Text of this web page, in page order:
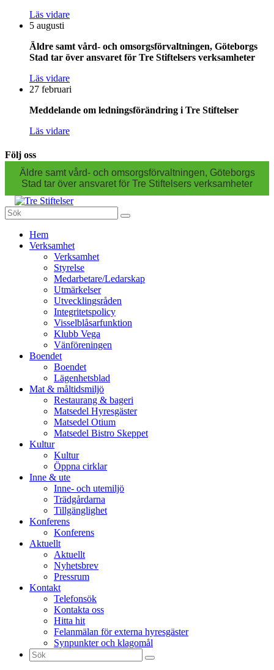
Läs vidare
5 augusti
Äldre samt vård- och omsorgsförvaltningen, Göteborgs
Stad tar över ansvaret för Tre Stiftelsers verksamheter
Läs vidare
27 februari
Meddelande om ledningsförändring i Tre Stiftelser
Läs vidare
Följ oss
Äldre samt vård- och omsorgsförvaltningen, Göteborgs
Stad tar över ansvaret för Tre Stiftelsers verksamheter
Sök
efter:
vidare
Hem
Verksamhet
Verksamhet
Styrelse
Medarbetare/Ledarskap
Utmärkelser
Utvecklingsråden
Integritetspolicy
Visselblåsarfunktion
Klubb Vega
Vänföreningen
Boendet
Boendet
Lägenhetsblad
Mat & måltidsmiljö
Restaurang & bageri
Matsedel Hyresgäster
Matsedel Otium
Matsedel Bistro Skeppet
Kultur
Kultur
Öppna cirklar
Inne & ute
Inne- och utemiljö
Trädgårdarna
Tillgänglighet
Konferens
Konferens
Aktuellt
Aktuellt
Nyhetsbrev
Pressrum
Kontakt
Telefonsök
Kontakta oss
Hitta hit
Felanmälan för externa hyresgäster
Synpunkter och klagomål
Sök
efter: